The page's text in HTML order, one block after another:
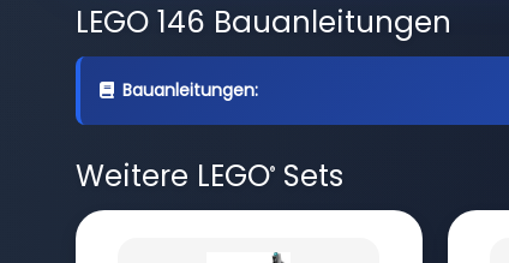
LEGO 146 Bauanleitungen
Bauanleitungen:
Weitere LEGO®Sets